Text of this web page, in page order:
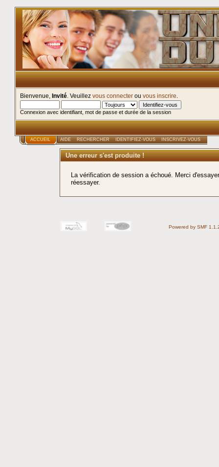
Bienvenue, Invité . Veuillez vous connecter ou vous inscrire
Connexion avec identifiant, mot de passe et durée de la session
ACCUEIL AIDE RECHERCHER IDENTIFIEZ-VOUS INSCRIVEZ-VOUS
Une erreur s'est produite !
La vérification de session a échoué. Merci
réessayer.
Powered by SMF